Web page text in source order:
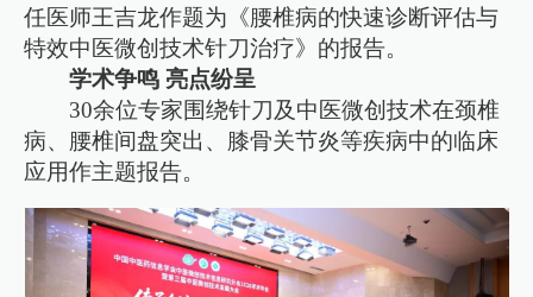
任医师王吉龙作题为《腰椎病的快速诊断评估与
特效中医微创技术针刀治疗》的报告。
学术争鸣 亮点纷呈
30余位专家围绕针刀及中医微创技术在颈椎
病、腰椎间盘突出、膝骨关节炎等疾病中的临床
应用作主题报告。